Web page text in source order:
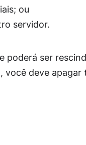
ou
servidor.
poderá ser
deve